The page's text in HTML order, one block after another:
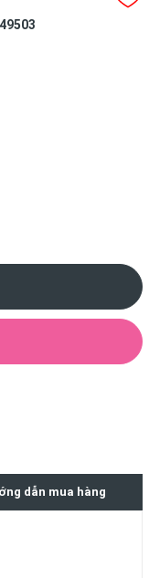
dẫn mua hàng